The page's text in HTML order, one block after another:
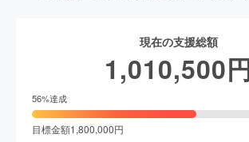
現在の支援総額
1,010,500
56%達成
目標金額1,800,000円